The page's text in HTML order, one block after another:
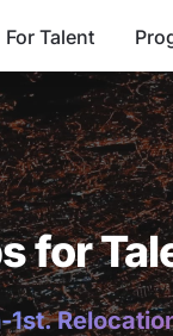
For Talent
for
1st.